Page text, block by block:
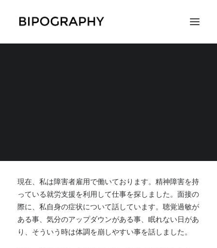
現在、私は障害者雇用で働いております。精神障害を持
っている就労支援を利用して仕事を探しました。 面接の
際に、私自身の症状について話しています。聴覚過敏が
ある事、気分のアップダウンがある事、眠れない日があ
り、そういう時は体調を崩しやすい事を話しました。